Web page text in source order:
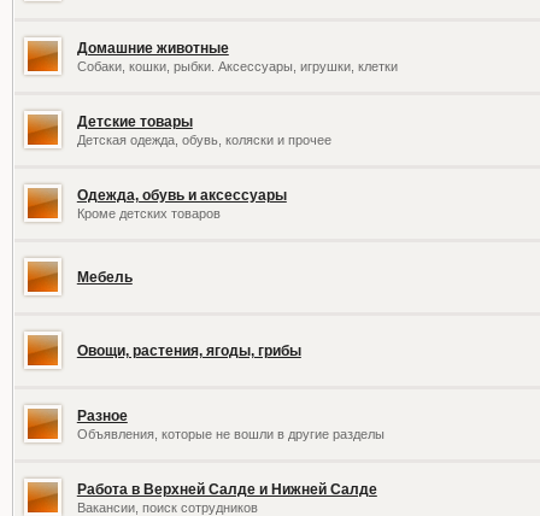
Домашние животные
Собаки, кошки, рыбки. Аксессуары, игрушки, клетки
Детские товары
Детская одежда, обувь, коляски и прочее
Одежда, обувь и аксессуары
Кроме детских товаров
Мебель
Овощи, растения, ягоды, грибы
Разное
Объявления, которые не вошли в другие разделы
Работа в Верхней Салде и Нижней Салде
Вакансии, поиск сотрудников